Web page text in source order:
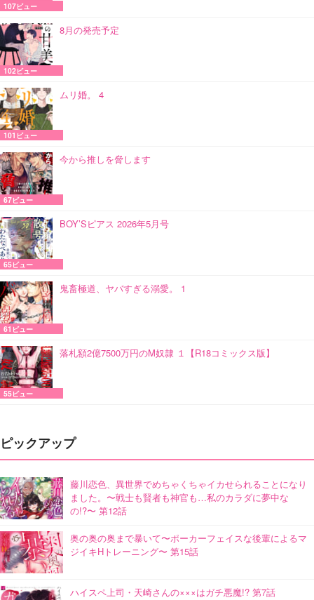
107ビュー
8月の発売予定
102ビュー
ムリ婚。 4
101ビュー
今から推しを脅します
67ビュー
BOY’Sピアス 2026年5月号
65ビュー
鬼畜極道、ヤバすぎる溺愛。 1
61ビュー
落札額2億7500万円のM奴隷 １【R18コミックス版】
55ビュー
ピックアップ
藤川恋色、異世界でめちゃくちゃイカせられることになり
ました。〜戦士も賢者も神官も…私のカラダに夢中な
の!?〜 第12話
奥の奥の奥まで暴いて〜ポーカーフェイスな後輩によるマ
ジイキHトレーニング〜 第15話
ハイスペ上司・天崎さんの×××はガチ悪魔!? 第7話